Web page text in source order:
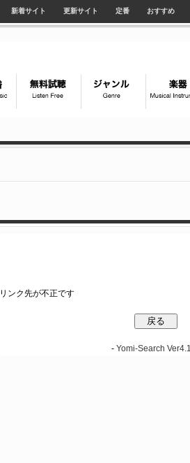
新着サイト 更新サイト 定番 おすすめ
リンク先が不正です
- Yomi-Search